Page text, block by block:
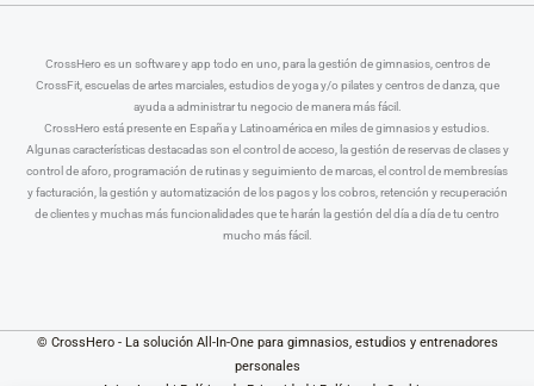
CrossHero es un software y app todo en uno, para la gestión de gimnasios, centros de
CrossFit, escuelas de artes marciales, estudios de yoga y/o pilates y centros de danza, que
ayuda a administrar tu negocio de manera más fácil.
CrossHero está presente en España y Latinoamérica en miles de gimnasios y estudios.
Algunas características destacadas son el control de acceso, la gestión de reservas de clases y
control de aforo, programación de rutinas y seguimiento de marcas, el control de membresías
y facturación, la gestión y automatización de los pagos y los cobros, retención y recuperación
de clientes y muchas más funcionalidades que te harán la gestión del día a día de tu centro
mucho más fácil.
© CrossHero - La solución All-In-One para gimnasios, estudios y entrenadores
personales